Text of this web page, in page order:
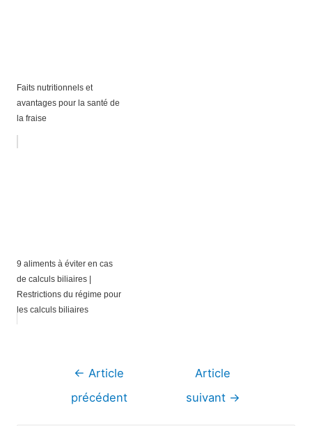
Faits nutritionnels et
avantages pour la santé de
la fraise
9 aliments à éviter en cas
de calculs biliaires |
Restrictions du régime pour
les calculs biliaires
Navigation
← Article
précédent
Article
suivant →